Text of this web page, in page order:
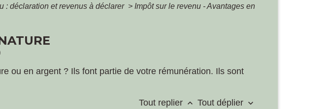
: déclaration et revenus à déclarer > Impôt sur le revenu - Avantages en
ou en argent ? Ils font partie de votre rémunération. Ils sont
Tout replier keyboard_arrow_up Tout déplier keyboard_arrow_down